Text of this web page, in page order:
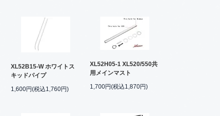
XL52B15-W ホワイトス
キッドパイプ
1,600円(税込1,760円)
XL52H05-1 XL520/550共
用メインマスト
1,700円(税込1,870円)